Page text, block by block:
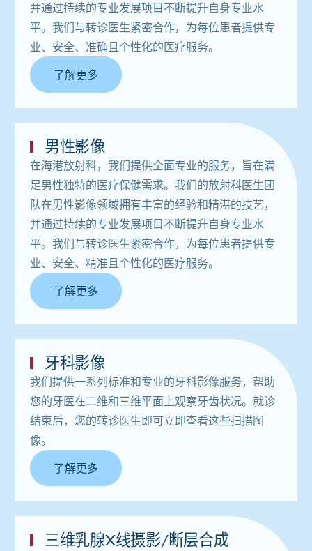
并通过持续的专业发展项目不断提升自身专业水
平。我们与转诊医生紧密合作，为每位患者提供专
业、安全、准确且个性化的医疗服务。
了解更多
男性影像
在海港放射科，我们提供全面专业的服务，旨在满
足男性独特的医疗保健需求。我们的放射科医生团
队在男性影像领域拥有丰富的经验和精湛的技艺，
并通过持续的专业发展项目不断提升自身专业水
平。我们与转诊医生紧密合作，为每位患者提供专
业、安全、精准且个性化的医疗服务。
了解更多
牙科影像
我们提供一系列标准和专业的牙科影像服务，帮助
您的牙医在二维和三维平面上观察牙齿状况。就诊
结束后，您的转诊医生即可立即查看这些扫描图
像。
了解更多
三维乳腺X线摄影/断层合成